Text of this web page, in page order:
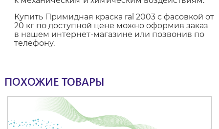
Купить Примидная краска ral 2003 с фасовкой от
20 кг по доступной цене можно оформив заказ
в нашем интернет-магазине или позвонив по
телефону.
ПОХОЖИЕ ТОВАРЫ